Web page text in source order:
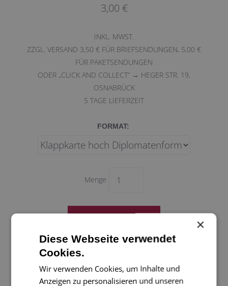
3,00 €
INKL. MWST.
ZZGL. VERSAND 3,50 € FÜR BRIEFSENDUNGEN, 5,00 €
FÜR PAKETSENDUNGEN
ODER „CLICK AND COLLECT“ → HEGER STR. 19,
OSNABRÜCK
5 TAGE LIEFERZEIT
FORMAT:
Menge
Eine wunderschön schlichte Karte mit einem
Kranz - als Weihnachtskarte aber auch über
das ganze Jahr passend!
×
Diese Webseite verwendet
Cookies.
Wir verwenden Cookies, um Inhalte und
Anzeigen zu personalisieren und unseren